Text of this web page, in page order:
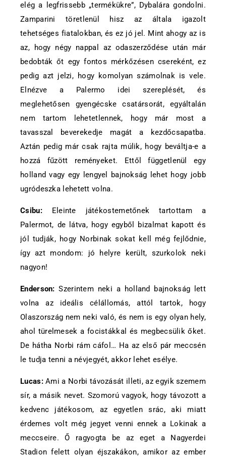
elég a legfrissebb „termékükre”, Dybalára gondolni.
Zamparini töretlenül hisz az általa igazolt
tehetséges fiatalokban, és ez jó jel. Mint ahogy az is
az, hogy négy nappal az odaszerződése után már
bedobták őt egy fontos mérkőzésen csereként, ez
pedig azt jelzi, hogy komolyan számolnak is vele.
Elnézve a Palermo idei szereplését, és
meglehetősen gyengécske csatársorát, egyáltalán
nem tartom lehetetlennek, hogy már most a
tavasszal beverekedje magát a kezdőcsapatba.
Aztán pedig már csak rajta múlik, hogy beváltja-e a
hozzá fűzött reményeket. Ettől függetlenül egy
holland vagy egy lengyel bajnokság lehet hogy jobb
ugródeszka lehetett volna.
Csibu:Eleinte játékostemetőnek tartottam a
Palermot, de látva, hogy egyből bizalmat kapott és
jól tudják, hogy Norbinak sokat kell még fejlődnie,
így azt mondom: jó helyre került, szurkolok neki
nagyon!
Enderson: Szerintem neki a holland bajnokság lett
volna az ideális célállomás, attól tartok, hogy
Olaszország nem neki való, és nem is egy olyan hely,
ahol türelmesek a focistákkal és megbecsülik őket.
De hátha Norbi rám cáfol… Ha az első pár meccsén
le tudja tenni a névjegyét, akkor lehet esélye.
Lucas:Ami a Norbi távozását illeti, az egyik szemem
sír, a másik nevet. Szomorú vagyok, hogy távozott a
kedvenc játékosom, az egyetlen srác, aki miatt
érdemes volt még jegyet venni ennek a Lokinak a
meccseire. Ő ragyogta be az eget a Nagyerdei
Stadion felett olyan éjszakákon, amikor az ember